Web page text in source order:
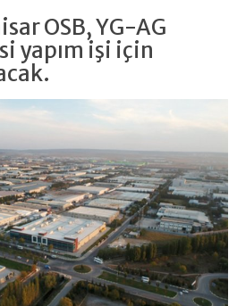
OSB, YG-AG
yapım işi için